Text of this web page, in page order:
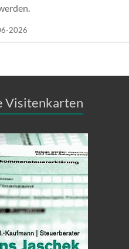
2026
Visitenkarten